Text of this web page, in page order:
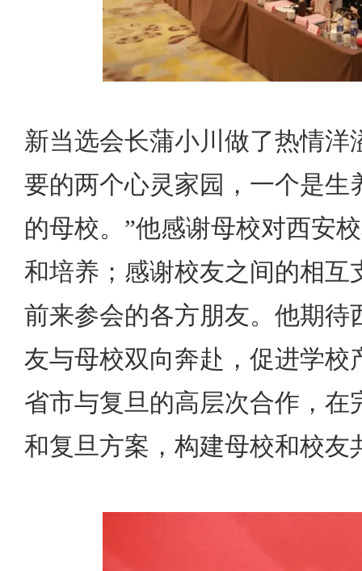
新当选会长蒲小川做了热情
要的两个心灵家园，一个是
的母校。”他感谢母校对西安
和培养；感谢校友之间的相
前来参会的各方朋友。他期
友与母校双向奔赴，促进学
省市与复旦的高层次合作，
和复旦方案，构建母校和校